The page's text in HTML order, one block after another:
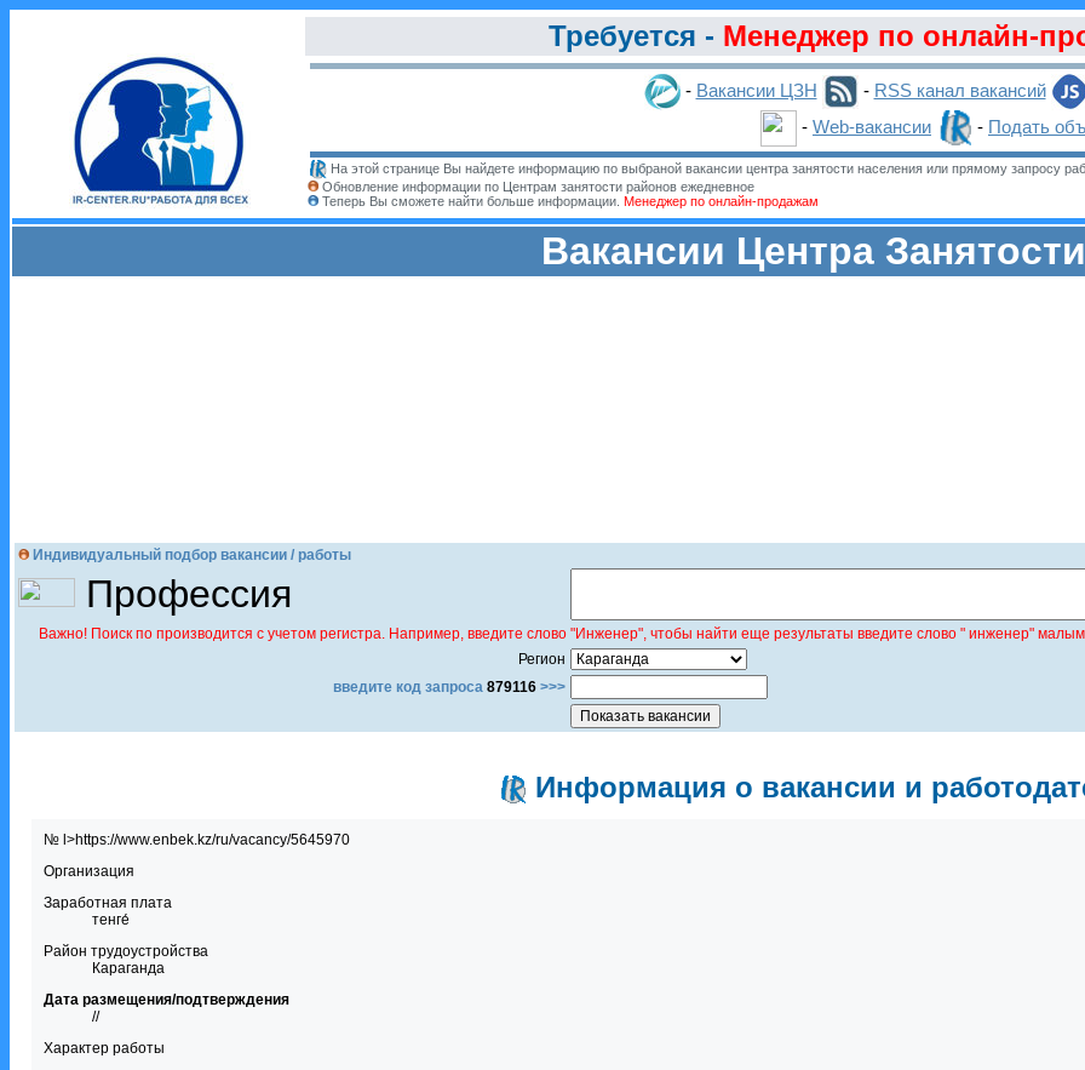
Требуется - Менеджер по онлайн-
- Вакансии ЦЗН - RSS канал вакансий
- Web-вакансии - Подать
На этой странице Вы найдете информацию по выбраной вакансии центра занятости населения или прямому запросу
Обновление информации по Центрам занятости районов ежедневное
Теперь Вы сможете найти больше информации. Менеджер по онлайн-продажам
Вакансии Центра Занятости
Индивидуальный подбор вакансии / работы
Профессия
Важно! Поиск по производится с учетом регистра. Например, введите слово "Инженер", чтобы найти еще результаты введите слово " инженер"
Регион
введите код запроса 879116 >>>
Информация о вакансии и
№ l>https://www.enbek.kz/ru/vacancy/5645970
Организация
Заработная плата
тенге́
Район трудоустройства
Караганда
Дата размещения/подтверждения
//
Характер работы